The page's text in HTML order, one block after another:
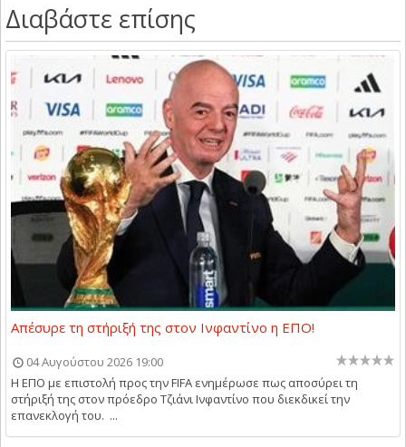
Διαβάστε επίσης
Απέσυρε τη στήριξή της στον Ινφαντίνο η ΕΠΟ!
04 Αυγούστου 2026 19:00
Η ΕΠΟ με επιστολή προς την FIFA ενημέρωσε πως αποσύρει τη
στήριξή της στον πρόεδρο Τζιάνι Ινφαντίνο που διεκδικεί την
επανεκλογή του. ...